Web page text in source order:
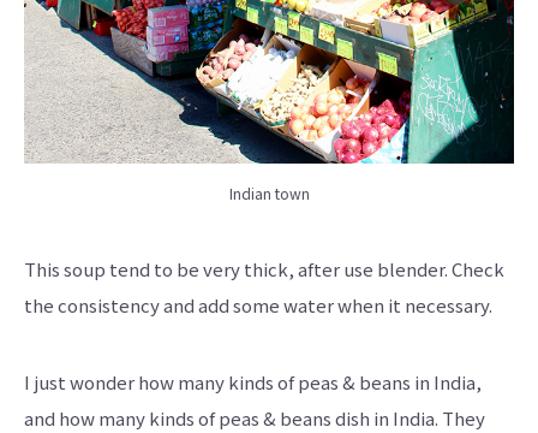
Indian town
This soup tend to be very thick, after use blender. Check
the consistency and add some water when it necessary.
I just wonder how many kinds of peas & beans in India,
and how many kinds of peas & beans dish in India. They